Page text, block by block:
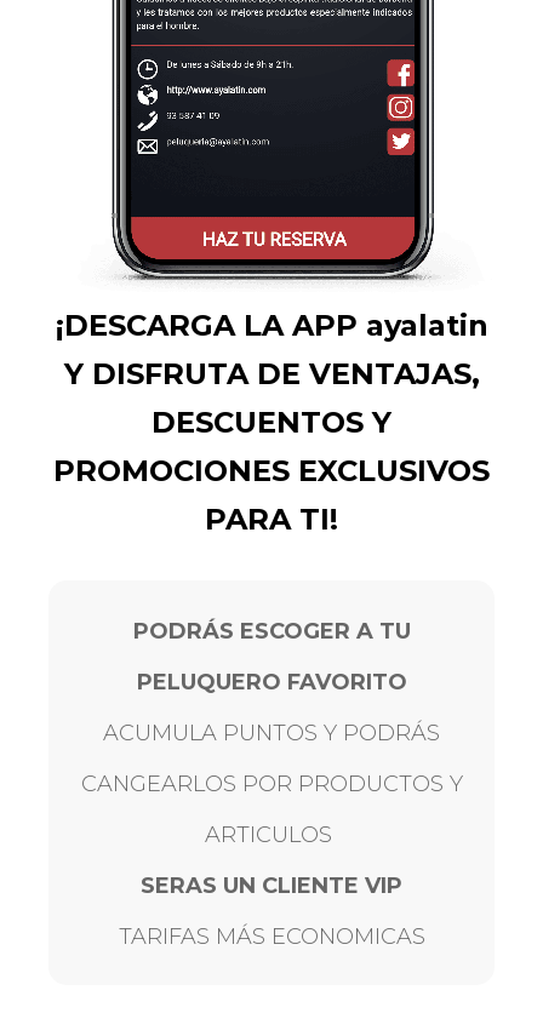
¡DESCARGA LA APP ayalatin
Y DISFRUTA DE VENTAJAS,
DESCUENTOS Y
PROMOCIONES EXCLUSIVOS
PARA TI!
PODRÁS ESCOGER A TU
PELUQUERO FAVORITO
ACUMULA PUNTOS Y PODRÁS
CANGEARLOS POR PRODUCTOS Y
ARTICULOS
SERAS UN CLIENTE VIP
TARIFAS MÁS ECONOMICAS